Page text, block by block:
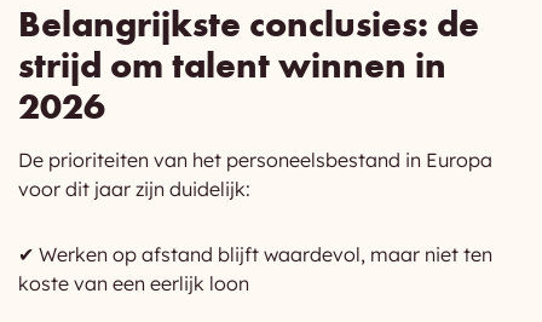
Belangrijkste conclusies: de
strijd om talent winnen in
2026
De prioriteiten van het personeelsbestand in Europa
voor dit jaar zijn duidelijk:
✔ Werken op afstand blijft waardevol, maar niet ten
koste van een eerlijk loon